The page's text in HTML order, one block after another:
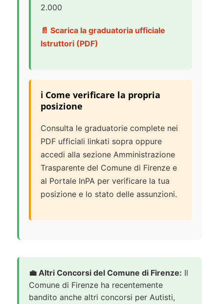
2.000
📄 Scarica la graduatoria ufficiale
Istruttori (PDF)
ℹ️ Come verificare la propria
posizione
Consulta le graduatorie complete nei
PDF ufficiali linkati sopra oppure
accedi alla sezione Amministrazione
Trasparente del Comune di Firenze e
al Portale InPA per verificare la tua
posizione e lo stato delle assunzioni.
💼 Altri Concorsi del Comune di Firenze: Il
Comune di Firenze ha recentemente
bandito anche altri concorsi per Autisti,